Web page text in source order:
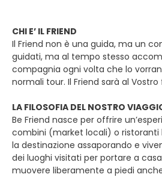
CHI E’ IL FRIEND
Il Friend non è una guida, ma un
guidati, ma al tempo stesso
compagnia ogni volta che lo
normali tour. Il Friend sarà al
LA FILOSOFIA DEL NOSTRO
Be Friend nasce per offrire
combini (market locali) o ristoranti
la destinazione assaporando e
dei luoghi visitati per portare a
muovere liberamente a piedi